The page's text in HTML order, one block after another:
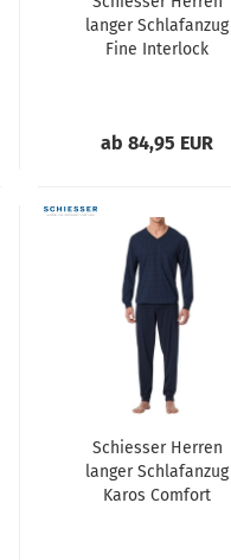
langer Schlafanzug
Fine Interlock
ab 84,95 EUR
Schiesser Herren
langer Schlafanzug
Karos Comfort